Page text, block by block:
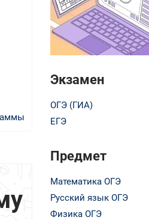
Экзамен
ОГЭ (ГИА)
ЕГЭ
Предмет
Математика ОГЭ
Русский язык ОГЭ
Физика ОГЭ